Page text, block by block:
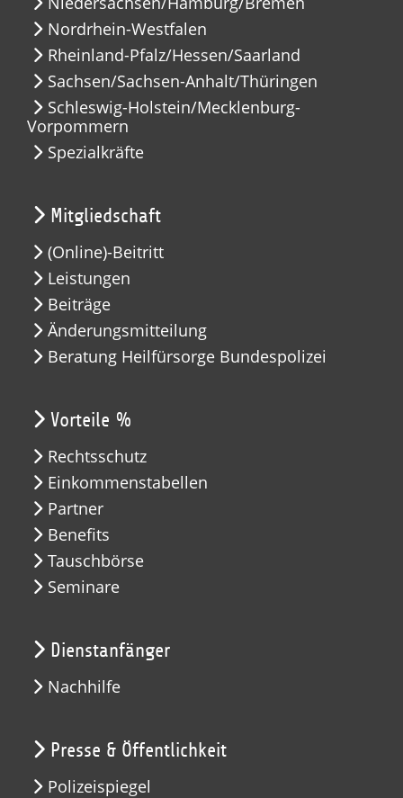
Nordrhein-Westfalen
Rheinland-Pfalz/Hessen/Saarland
Sachsen/Sachsen-Anhalt/Thüringen
Schleswig-Holstein/Mecklenburg-
Vorpommern
Spezialkräfte
Mitgliedschaft
(Online)-Beitritt
Leistungen
Beiträge
Änderungsmitteilung
Beratung Heilfürsorge Bundespolizei
Vorteile %
Rechtsschutz
Einkommenstabellen
Partner
Benefits
Tauschbörse
Seminare
Dienstanfänger
Nachhilfe
Presse & Öffentlichkeit
Polizeispiegel